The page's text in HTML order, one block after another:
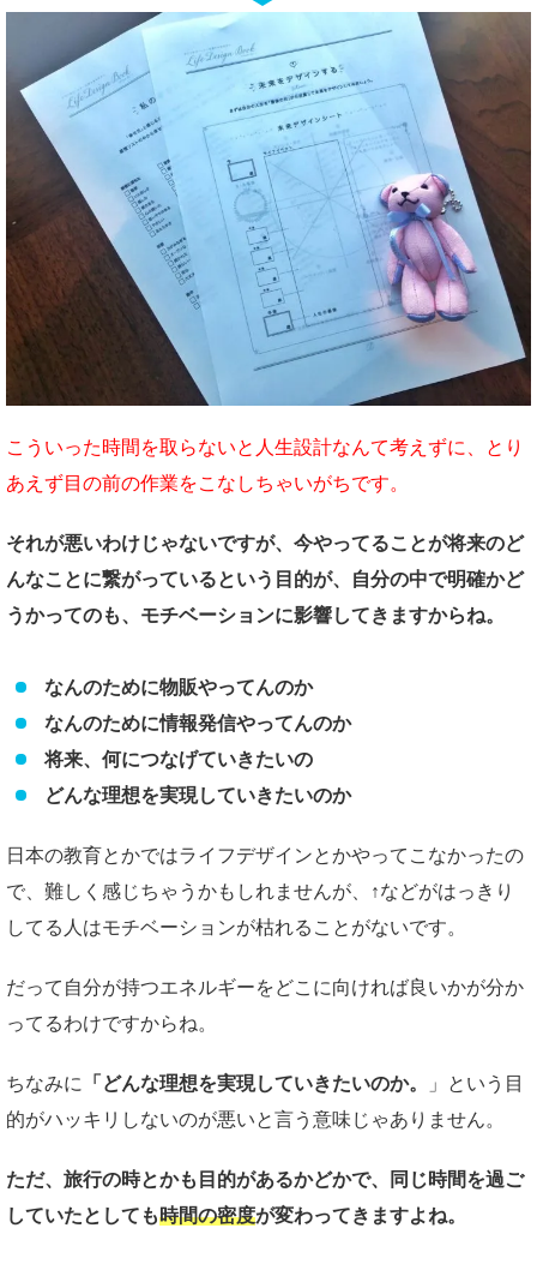
こういった時間を取らないと人生設計なんて考えずに、とり
あえず目の前の作業をこなしちゃいがちです。
それが悪いわけじゃないですが、今やってることが将来のど
んなことに繋がっているという目的が、自分の中で明確かど
うかってのも、モチベーションに影響してきますからね。
なんのために物販やってんのか
なんのために情報発信やってんのか
将来、何につなげていきたいの
どんな理想を実現していきたいのか
日本の教育とかではライフデザインとかやってこなかったの
で、難しく感じちゃうかもしれませんが、↑などがはっきり
してる人はモチベーションが枯れることがないです。
だって自分が持つエネルギーをどこに向ければ良いかが分か
ってるわけですからね。
ちなみに 「どんな理想を実現していきたいのか。
」という目
的がハッキリしないのが悪いと言う意味じゃありません。
ただ、旅行の時とかも目的があるかどかで、同じ時間を過ご
していたとしても時間の密度が変わってきますよね。